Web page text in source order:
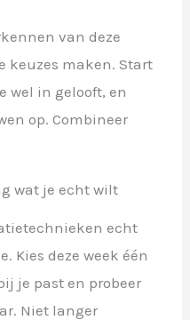
van deze
keuzes maken. Start
wel in gelooft, en
op. Combineer
wat je echt wilt
echt
Kies deze week één
je past en probeer
Niet langer